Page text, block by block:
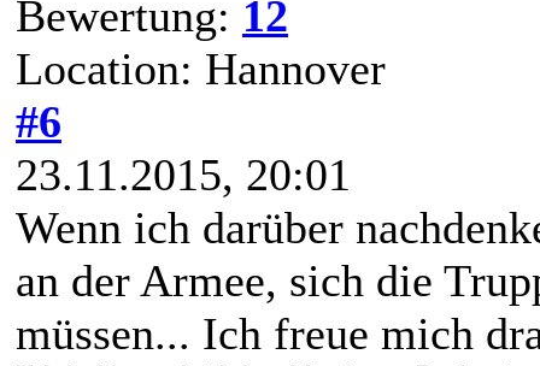
Bewertung: 12
Location: Hannover
#6
23.11.2015, 20:01
Wenn ich darüber
an der Armee, sich die
müssen... Ich freue mich